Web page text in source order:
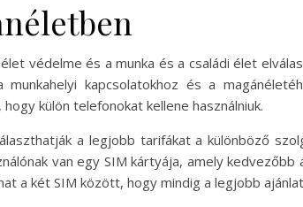
védelme és a munka és a családi élet
kapcsolatokhoz és a
külön telefonokat kellene használniuk.
a legjobb tarifákat a különböző
van egy SIM kártyája, amely kedvezőbb
a két SIM között, hogy mindig a legjobb